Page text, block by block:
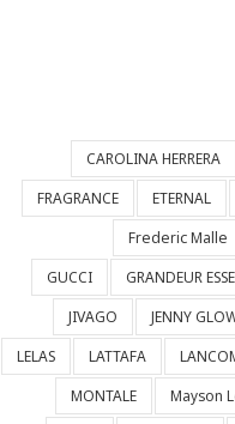
CAROLINA HERRERA
ETERNAL
FRAGRANCE
Frederic Malle
GRANDEUR
GUCCI
JENNY
JIVAGO
LATTAFA
LELAS
Mayson
MONTALE